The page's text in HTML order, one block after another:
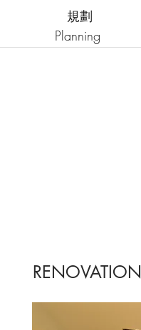
Planning
規劃
RENOVATION